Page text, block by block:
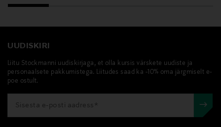
UUDISKIRI
Liitu Stockmanni uudiskirjaga, et olla kursis värskete uudiste ja
personaalsete pakkumistega. Liitudes saad ka -10% oma järgmiselt e-
poe ostult.